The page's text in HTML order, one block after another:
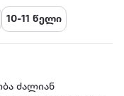
10-11 წელი
ძალიან